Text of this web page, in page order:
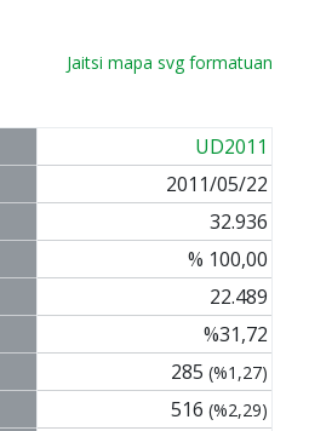
Jaitsi mapa svg formatuan
UD2011
2011/05/22
32.936
% 100,00
22.489
%31,72
285 (%1,27)
516 (%2,29)